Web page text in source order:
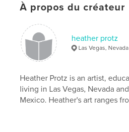
Date de publication:juil 24,
Mots-clés
Workbook Basics ,
À propos du créateur
heather protz
Las Vegas, Nevada
Heather Protz is an artist,
living in Las Vegas, Nevada
Mexico. Heather's art ranges